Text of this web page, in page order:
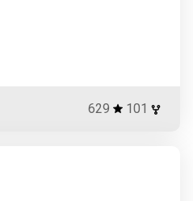
629 101